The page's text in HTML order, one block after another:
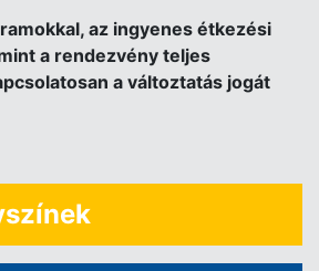
az ingyenes étkezési
a rendezvény teljes
a változtatás jogát